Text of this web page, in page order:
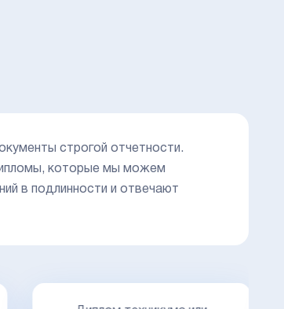
строгой отчетности.
которые мы можем
в подлинности и отвечают